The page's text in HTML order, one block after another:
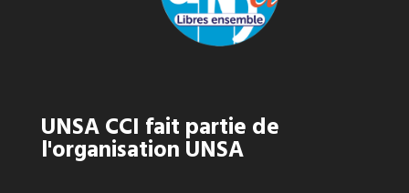
UNSA CCI fait partie de
l'organisation UNSA